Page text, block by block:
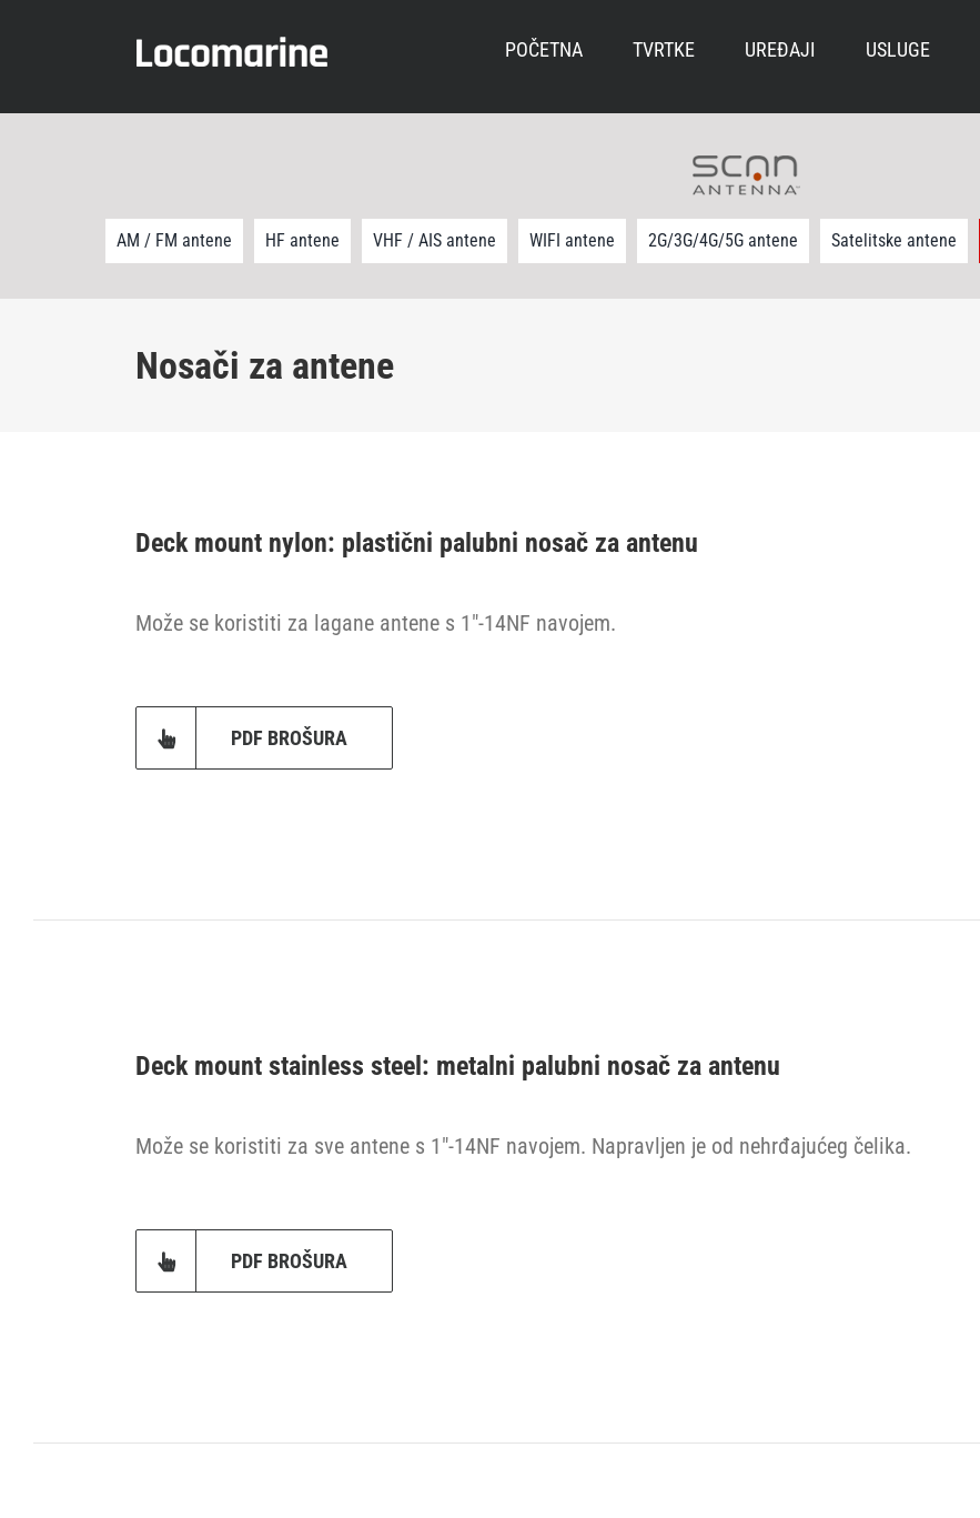
POČETNA TVRTKE UREĐAJI USLUGE
AM / FM antene HF antene VHF / AIS antene WIFI antene 2G/3G/4G/5G antene Satelitske antene
Nosači za antene
Deck mount nylon: plastični palubni nosač za antenu
Može se koristiti za lagane antene s 1″-14NF navojem.
PDF BROŠURA
Deck mount stainless steel: metalni palubni nosač za antenu
Može se koristiti za sve antene s 1″-14NF navojem. Napravljen je od nehrđajućeg čelika.
PDF BROŠURA